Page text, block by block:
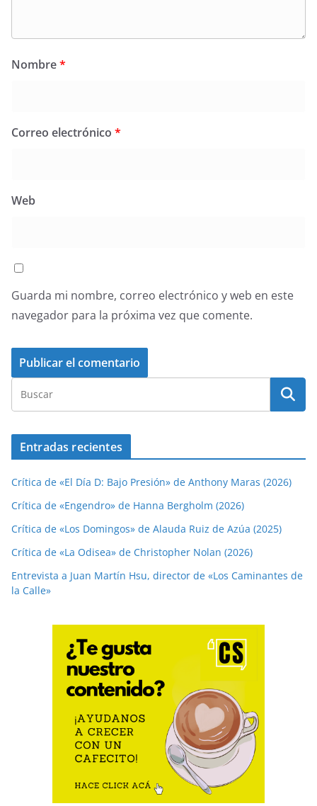
Nombre*
Correo electrónico *
Web
Guarda mi nombre, correo electrónico y web en este
navegador para la próxima vez que comente.
Entradas recientes
Crítica de «El Día D: Bajo Presión» de Anthony Maras (2026)
Crítica de «Engendro» de Hanna Bergholm (2026)
Crítica de «Los Domingos» de Alauda Ruiz de Azúa (2025)
Crítica de «La Odisea» de Christopher Nolan (2026)
Entrevista a Juan Martín Hsu, director de «Los Caminantes de
la Calle»